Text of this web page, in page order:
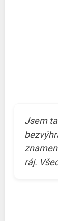
Jsem
ráj.